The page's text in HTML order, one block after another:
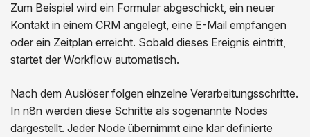
Zum Beispiel wird ein Formular abgeschickt, ein neuer
Kontakt in einem CRM angelegt, eine E-Mail empfangen
oder ein Zeitplan erreicht. Sobald dieses Ereignis eintritt,
startet der Workflow automatisch.
Nach dem Auslöser folgen einzelne Verarbeitungsschritte.
In n8n werden diese Schritte als sogenannte Nodes
dargestellt. Jeder Node übernimmt eine klar definierte